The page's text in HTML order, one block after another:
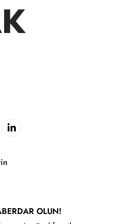
OLUN!